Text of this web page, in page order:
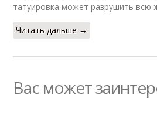
татуировка может разрушить всю
Читать дальше →
Вас может